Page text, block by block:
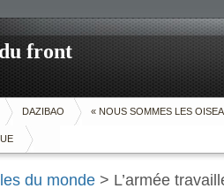
front
DAZIBAO « NOUS SOMMES LES
du monde > L’armée